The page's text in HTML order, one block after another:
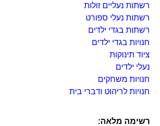
רשתות נעליים זולות
רשתות נעלי ספורט
רשתות בגדי ילדים
חנויות בגדי ילדים
ציוד תינוקות
נעלי ילדים
חנויות משחקים
חנויות לריהוט ודברי בית
רשימה מלאה: